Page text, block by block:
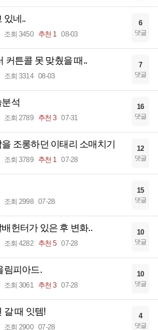
있네..
조회 3450 추천 1 08-03
6
댓글
커튼콜 못 맞췄을 때..
조회 3314 08-03
7
댓글
분석
조회 2789 추천 3 07-31
16
댓글
조롱하던 이태리 소매치기
조회 3789 추천 1 07-28
12
댓글
조회 2998 07-28
15
댓글
헌터가 있은 후 변화..
조회 4282 추천 5 07-28
10
댓글
림피아드.
조회 3061 추천 3 07-28
10
댓글
갈 때 잇템!
조회 2900 07-28
4
댓글